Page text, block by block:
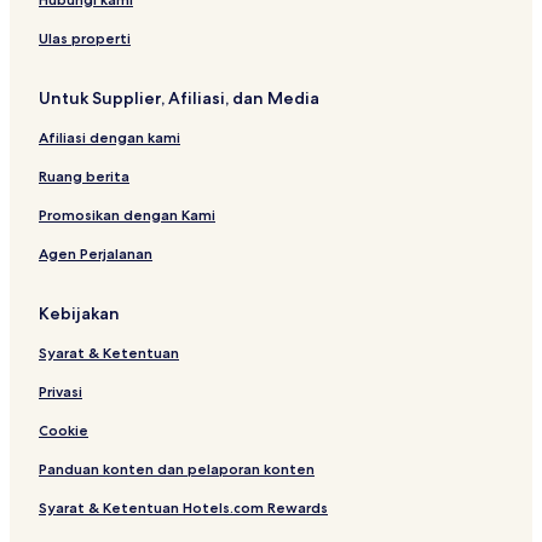
u
a
k
n
u
i
v
e
n
u
i
v
e
l
Ulas properti
Untuk Supplier, Afiliasi, dan Media
Afiliasi dengan kami
Ruang berita
Promosikan dengan Kami
Agen Perjalanan
Kebijakan
Syarat & Ketentuan
Privasi
Cookie
Panduan konten dan pelaporan konten
Syarat & Ketentuan Hotels.com Rewards